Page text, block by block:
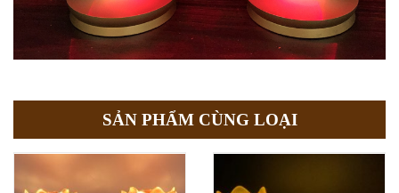
SẢN PHẨM CÙNG LOẠI